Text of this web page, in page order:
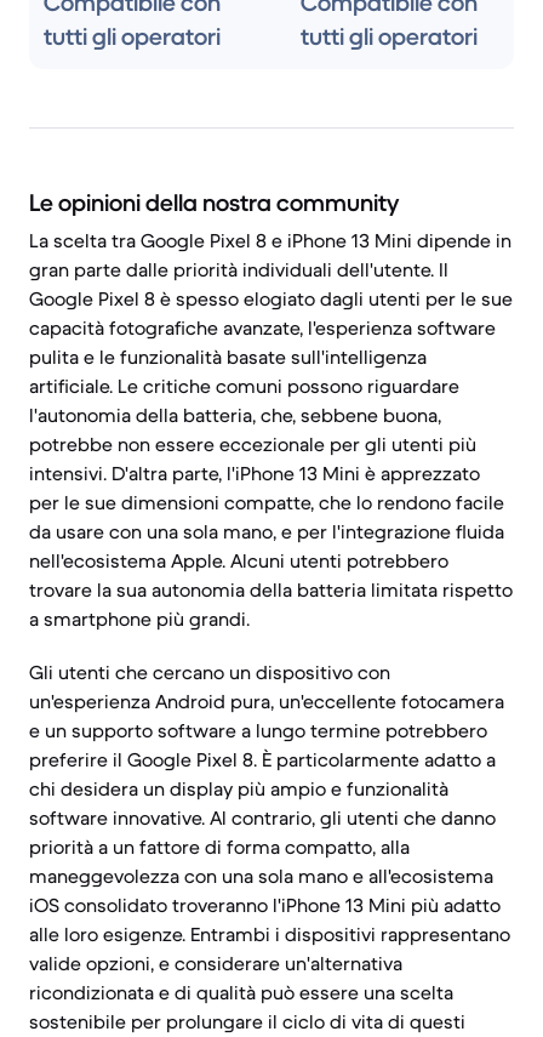
tutti gli operatori
tutti gli operatori
Le opinioni della nostra community
La scelta tra Google Pixel 8 e iPhone 13 Mini dipende in
gran parte dalle priorità individuali dell'utente. Il
Google Pixel 8 è spesso elogiato dagli utenti per le sue
capacità fotografiche avanzate, l'esperienza software
pulita e le funzionalità basate sull'intelligenza
artificiale. Le critiche comuni possono riguardare
l'autonomia della batteria, che, sebbene buona,
potrebbe non essere eccezionale per gli utenti più
intensivi. D'altra parte, l'iPhone 13 Mini è apprezzato
per le sue dimensioni compatte, che lo rendono facile
da usare con una sola mano, e per l'integrazione fluida
nell'ecosistema Apple. Alcuni utenti potrebbero
trovare la sua autonomia della batteria limitata rispetto
a smartphone più grandi.
Gli utenti che cercano un dispositivo con
un'esperienza Android pura, un'eccellente fotocamera
e un supporto software a lungo termine potrebbero
preferire il Google Pixel 8. È particolarmente adatto a
chi desidera un display più ampio e funzionalità
software innovative. Al contrario, gli utenti che danno
priorità a un fattore di forma compatto, alla
maneggevolezza con una sola mano e all'ecosistema
iOS consolidato troveranno l'iPhone 13 Mini più adatto
alle loro esigenze. Entrambi i dispositivi rappresentano
valide opzioni, e considerare un'alternativa
ricondizionata e di qualità può essere una scelta
sostenibile per prolungare il ciclo di vita di questi